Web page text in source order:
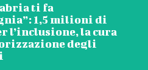
ti fa
1,5 milioni di
l’inclusione, la cura
degli